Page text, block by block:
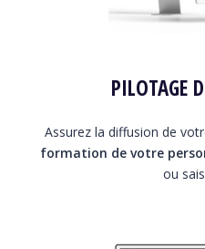
PILOTAGE
Assurez la diffusion de
formation de votre
ou